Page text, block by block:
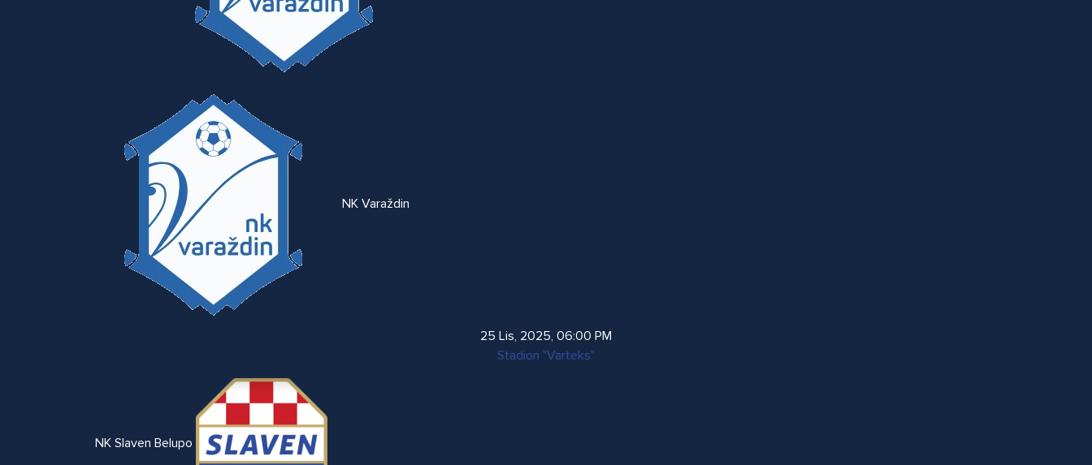
NK Varaždin
25 Lis, 2025, 06:00 PM
Stadion "Varteks"
NK Slaven Belupo